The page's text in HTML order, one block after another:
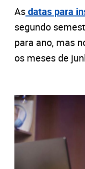
Asdatas para
segundo
para ano, mas
os meses de